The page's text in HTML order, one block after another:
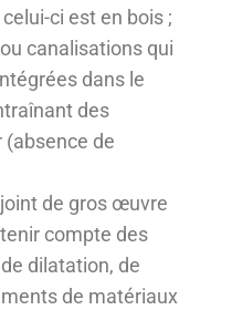
ci est en bois ;
canalisations qui
dans le
des
(absence de
de gros œuvre
compte des
dilatation, de
de matériaux